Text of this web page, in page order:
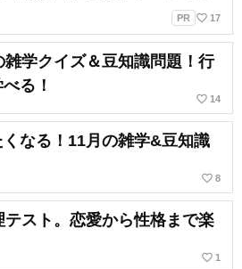
PR favorite_border 17
雑学クイズ＆豆知識問題！行
る！
favorite_border 14
なる！11月の雑学&豆知識
favorite_border 8
スト。恋愛から性格まで楽
favorite_border 1